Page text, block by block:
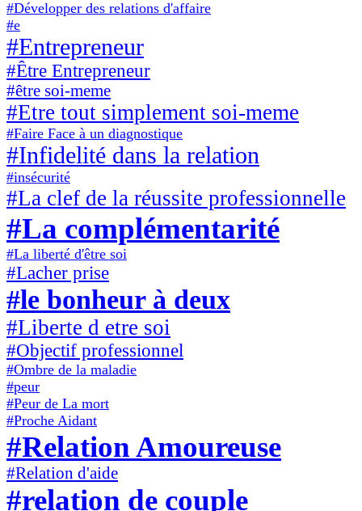
#Développer des relations d'affaire
#e
#Entrepreneur
#Être Entrepreneur
#être soi-meme
#Etre tout simplement soi-meme
#Faire Face à un diagnostique
#Infidelité dans la relation
#insécurité
#La clef de la réussite professionnelle
#La complémentarité
#La liberté d'être soi
#Lacher prise
#le bonheur à deux
#Liberte d etre soi
#Objectif professionnel
#Ombre de la maladie
#peur
#Peur de La mort
#Proche Aidant
#Relation Amoureuse
#Relation d'aide
#relation de couple